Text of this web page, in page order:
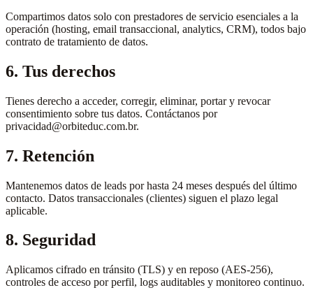
Compartimos datos solo con prestadores de servicio esenciales a la
operación (hosting, email transaccional, analytics, CRM), todos bajo
contrato de tratamiento de datos.
6. Tus derechos
Tienes derecho a acceder, corregir, eliminar, portar y revocar
consentimiento sobre tus datos. Contáctanos por
privacidad@orbiteduc.com.br.
7. Retención
Mantenemos datos de leads por hasta 24 meses después del último
contacto. Datos transaccionales (clientes) siguen el plazo legal
aplicable.
8. Seguridad
Aplicamos cifrado en tránsito (TLS) y en reposo (AES-256),
controles de acceso por perfil, logs auditables y monitoreo continuo.